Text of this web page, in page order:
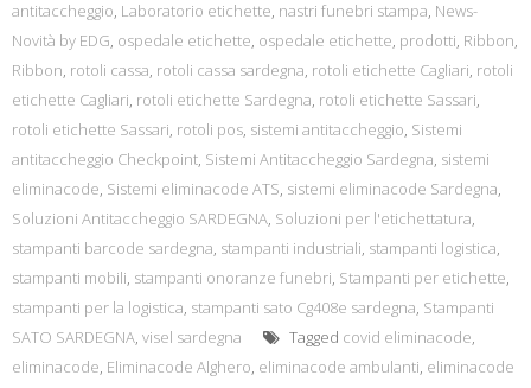
antitaccheggio, Laboratorio etichette, nastri funebri stampa, News-
Novità by EDG, ospedale etichette, ospedale etichette, prodotti, Ribbon,
Ribbon, rotoli cassa, rotoli cassa sardegna, rotoli etichette Cagliari, rotoli
etichette Cagliari, rotoli etichette Sardegna, rotoli etichette Sassari,
rotoli etichette Sassari, rotoli pos, sistemi antitaccheggio, Sistemi
antitaccheggio Checkpoint, Sistemi Antitaccheggio Sardegna, sistemi
eliminacode, Sistemi eliminacode ATS, sistemi eliminacode Sardegna,
Soluzioni Antitaccheggio SARDEGNA, Soluzioni per l'etichettatura,
stampanti barcode sardegna, stampanti industriali, stampanti logistica,
stampanti mobili, stampanti onoranze funebri, Stampanti per etichette,
stampanti per la logistica, stampanti sato Cg408e sardegna, Stampanti
SATO SARDEGNA, visel sardegna Tagged covid eliminacode,
eliminacode, Eliminacode Alghero, eliminacode ambulanti, eliminacode